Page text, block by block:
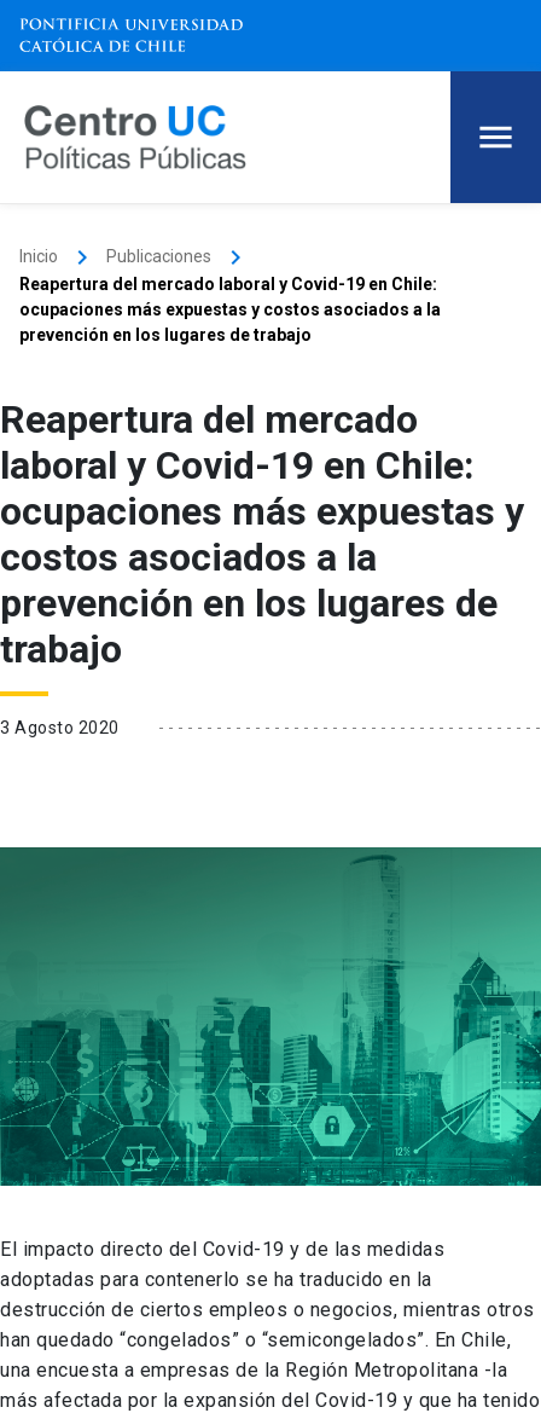
Inicio keyboard_arrow_right Publicaciones keyboard_arrow_right
Reapertura del mercado laboral y Covid-19 en Chile:
ocupaciones más expuestas y costos asociados a la
prevención en los lugares de trabajo
Reapertura del mercado
laboral y Covid-19 en Chile:
ocupaciones más expuestas y
costos asociados a la
prevención en los lugares de
trabajo
3 Agosto 2020
El impacto directo del Covid-19 y de las medidas
adoptadas para contenerlo se ha traducido en la
destrucción de ciertos empleos o negocios, mientras otros
han quedado “congelados” o “semicongelados”. En Chile,
una encuesta a empresas de la Región Metropolitana -la
más afectada por la expansión del Covid-19 y que ha tenido